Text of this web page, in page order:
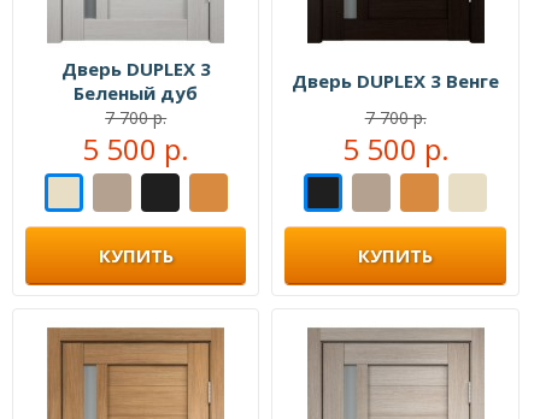
Дверь DUPLEX 3
Беленый дуб
7 700 р.
5 500 р.
КУПИТЬ
Дверь DUPLEX 3 Венге
7 700 р.
5 500 р.
КУПИТЬ